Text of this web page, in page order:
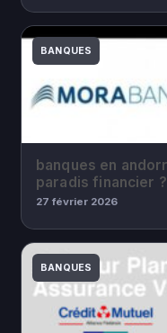
BANQUES
banques en
paradis financier ?
27 février 2026
BANQUES